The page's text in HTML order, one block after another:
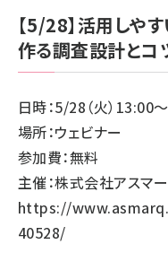
【5/28】活用しや
作る調査設計とコ
日時：5/28（火）13:00
場所：ウェビナー
参加費：無料
主催：株式会社アスマ
https://
40528/